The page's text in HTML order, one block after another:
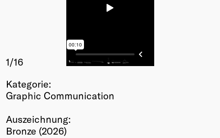
Membership
Members
Young Creatives
Winners
1/16
Kategorie:
Graphic Communication
Auszeichnung:
Bronze (2026)